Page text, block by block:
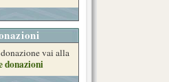
donazione vai alla
donazioni